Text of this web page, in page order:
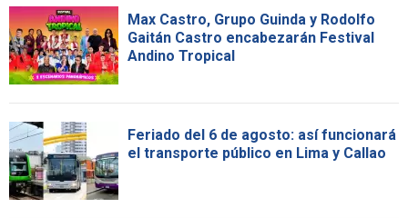
Max Castro, Grupo Guinda y Rodolfo
Gaitán Castro encabezarán Festival
Andino Tropical
Feriado del 6 de agosto: así funcionará
el transporte público en Lima y Callao